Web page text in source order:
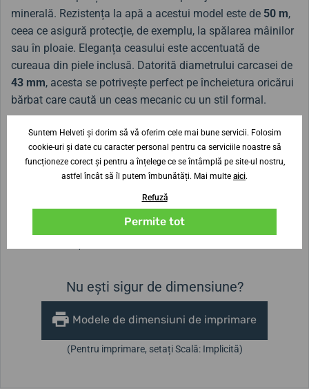
minerală. Rezistența la apă a acestui model este de 50 m,
ceea ce asigură protecție, de exemplu, la spălarea mâinilor
sau în ploaie. Eleganța ceasului este accentuată de
cureaua din piele inclusă. Datorită diametrului carcasei de
43 mm, acesta se potrivește perfect pe încheietura oricărui
bărbat care caută un ceas mecanic cu un stil formal.
Ceasul a fost anterior disponibil sub denumirea
FAG00001S.
22 mm
Diametrul carcasei
Nu ești sigur de dimensiune?
Modele de dimensiuni de imprimare
(Pentru imprimare, setați Scală: Implicită)
Suntem Helveti și dorim să vă oferim cele mai bune servicii. Folosim
cookie-uri și date cu caracter personal pentru ca serviciile noastre să
funcționeze corect și pentru a înțelege ce se întâmplă pe site-ul nostru,
astfel încât să îl putem îmbunătăți. Mai multe aici.
Refuză
Permite tot